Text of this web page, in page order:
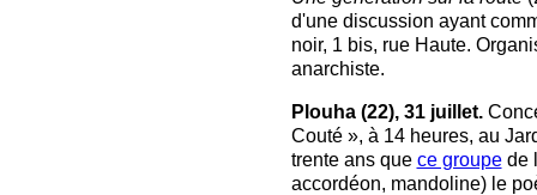
d'une discussion ayant
noir, 1 bis, rue Haute.
anarchiste.
Plouha (22), 31 juillet.
Couté », à 14 heures, au
trente ans que ce groupede
accordéon, mandoline) le